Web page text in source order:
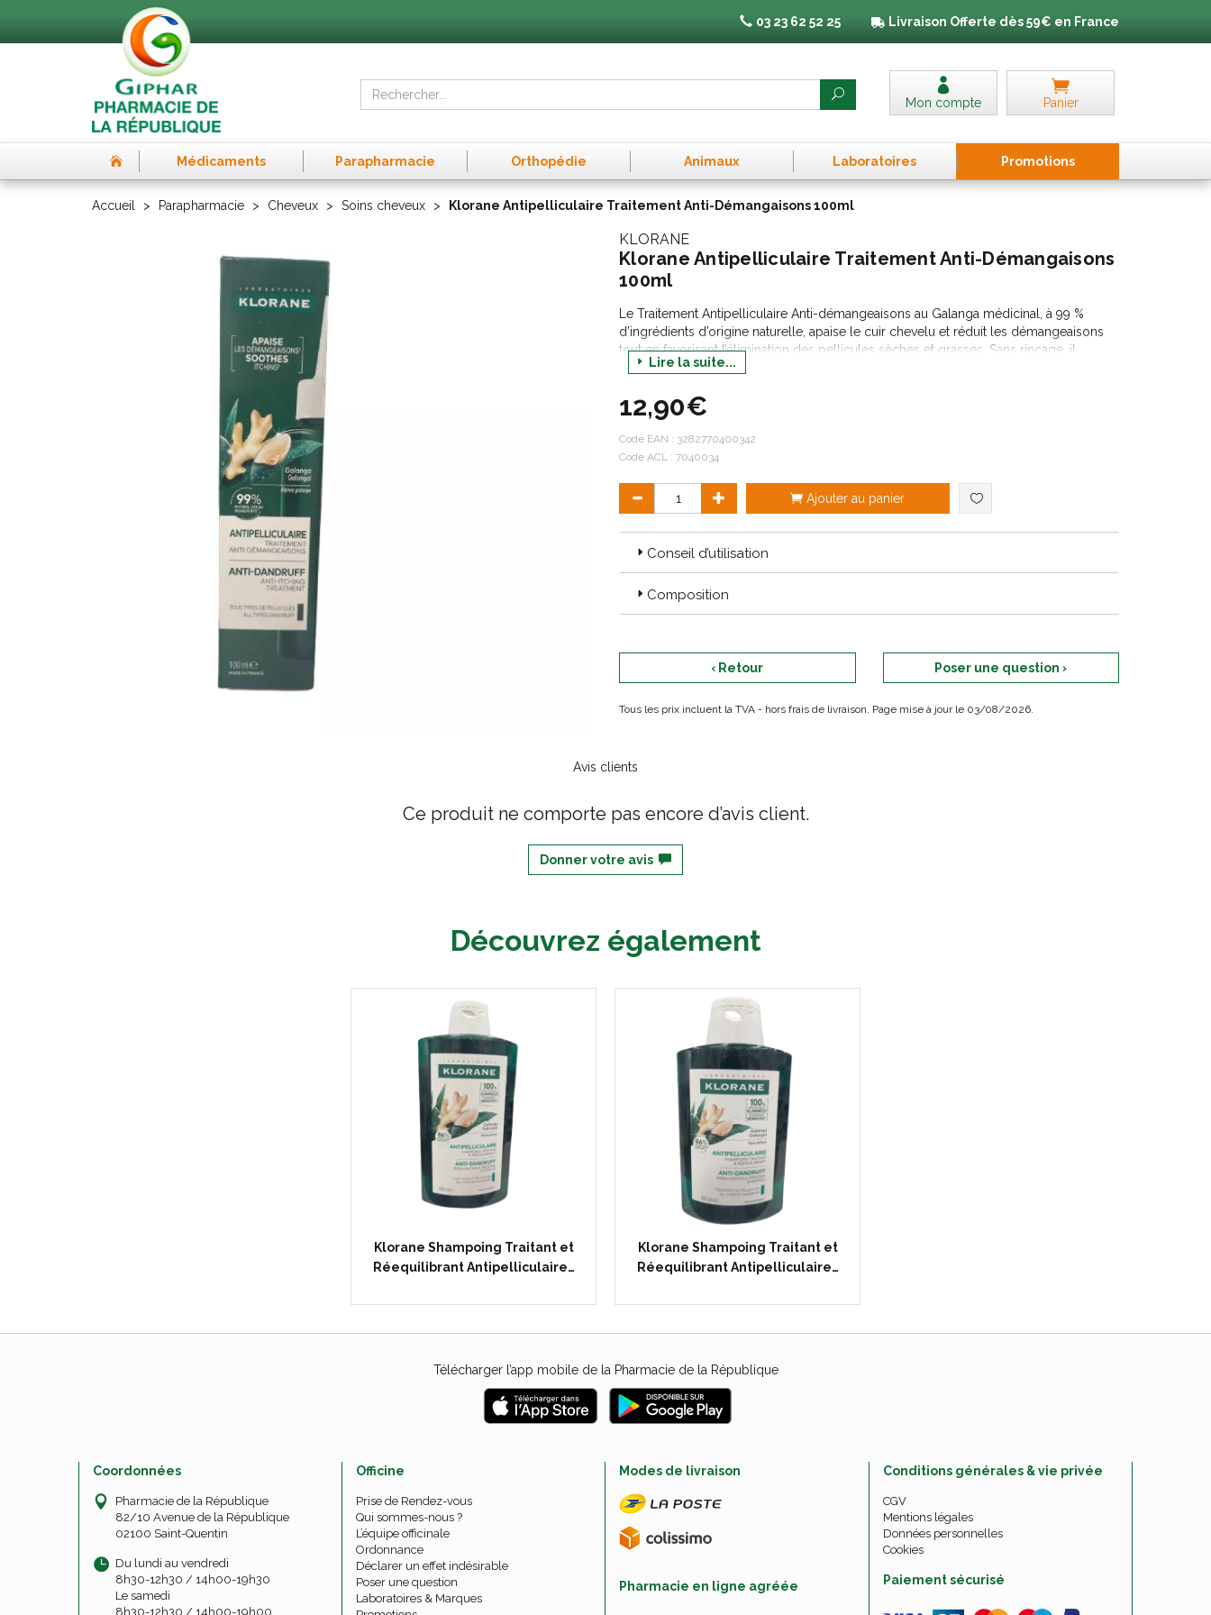
03 23 62 52 25 Livraison Offerte dès 59€ en France
Mon compte Panier
Médicaments Parapharmacie Orthopédie Animaux Laboratoires Promotions
Accueil Parapharmacie Cheveux Soins cheveux Klorane Antipelliculaire Traitement Anti-Démangaisons 100ml
KLORANE
Klorane Antipelliculaire Traitement Anti-Démangaisons
100ml
Le Traitement Antipelliculaire Anti-démangeaisons au Galanga médicinal, à 99 %
d’ingrédients d’origine naturelle, apaise le cuir chevelu et réduit les démangeaisons
tout en favorisant l’élimination des pellicules sèches et grasses. Sans rinçage, il
s’utilise en complément du shampoing Antipelliculaire Traitant et Rééquilibrant
apaise le cuir chevelu avec une efficacité 4 fois plus rapide que le Zinc Pyrithione*.
Lire la suite...
12,90€
Code EAN : 3282770400342
Code ACL : 7040034
Ajouter au panier
Conseil d’utilisation
Composition
‹ Retour Poser une question ›
Tous les prix incluent la TVA - hors frais de livraison. Page mise à jour le 03/08/2026.
Avis clients
Ce produit ne comporte pas encore d’avis client.
Donner votre avis
Découvrez également
Klorane Shampoing Traitant et
Réequilibrant Antipelliculaire…
Klorane Shampoing Traitant et
Réequilibrant Antipelliculaire…
Télécharger l’app mobile de la Pharmacie de la République
Coordonnées
Pharmacie de la République
82/10 Avenue de la République
02100 Saint-Quentin
Du lundi au vendredi
8h30-12h30 / 14h00-19h30
Le samedi
8h30-12h30 / 14h00-19h00
Officine
Prise de Rendez-vous
Qui sommes-nous ?
L’équipe officinale
Ordonnance
Déclarer un effet indésirable
Poser une question
Laboratoires & Marques
Modes de livraison
Pharmacie en ligne agréée
Conditions générales & vie privée
CGV
Mentions légales
Données personnelles
Cookies
Paiement sécurisé